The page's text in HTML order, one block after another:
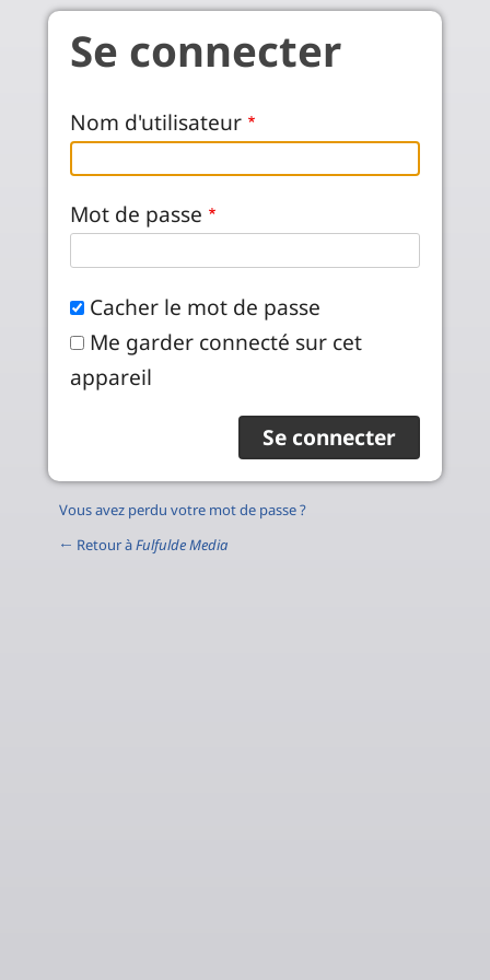
Aller au contenu principal
Se connecter
Nom d'utilisateur
Mot de passe
Cacher le mot de passe
Me garder connecté sur cet
appareil
Vous avez perdu votre mot de passe ?
← Retour àFulfulde Media